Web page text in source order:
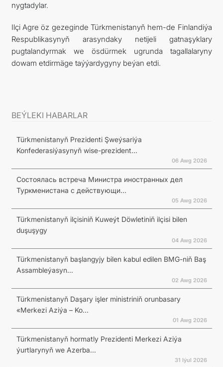
nygtadylar.
Ilçi Agre öz gezeginde Türkmenistanyň hem-de Finlandiýa
Respublikasynyň arasyndaky netijeli gatnaşyklary
pugtalandyrmak we ösdürmek ugrunda tagallalaryny
dowam etdirmäge taýýardygyny beýan etdi.
BEÝLEKI HABARLAR
Türkmenistanyň Prezidenti Şweýsariýa
Konfederasiýasynyň wise-prezident...
06 Awg 2026
Состоялась встреча Министра иностранных дел
Туркменистана с действующи...
05 Awg 2026
Türkmenistanyň ilçisiniň Kuweýt Döwletiniň ilçisi bilen
duşuşygy
04 Awg 2026
Türkmenistanyň başlangyjy bilen kabul edilen BMG-niň Baş
Assambleýasyn...
02 Awg 2026
Türkmenistanyň Daşary işler ministriniň orunbasary
«Merkezi Aziýa – Ko...
01 Awg 2026
Türkmenistanyň hormatly Prezidenti Merkezi Aziýa
ýurtlarynyň we Azerba...
31 Iýul 2026